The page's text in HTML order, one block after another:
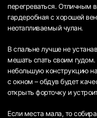
перегреваться. Отличным
гардеробная с хорошей
неотапливаемый чулан.
В спальне лучше не
мешать спать своим
небольшую конструкцию
с окном – обдув будет
открыть форточку и
Если места мала, то